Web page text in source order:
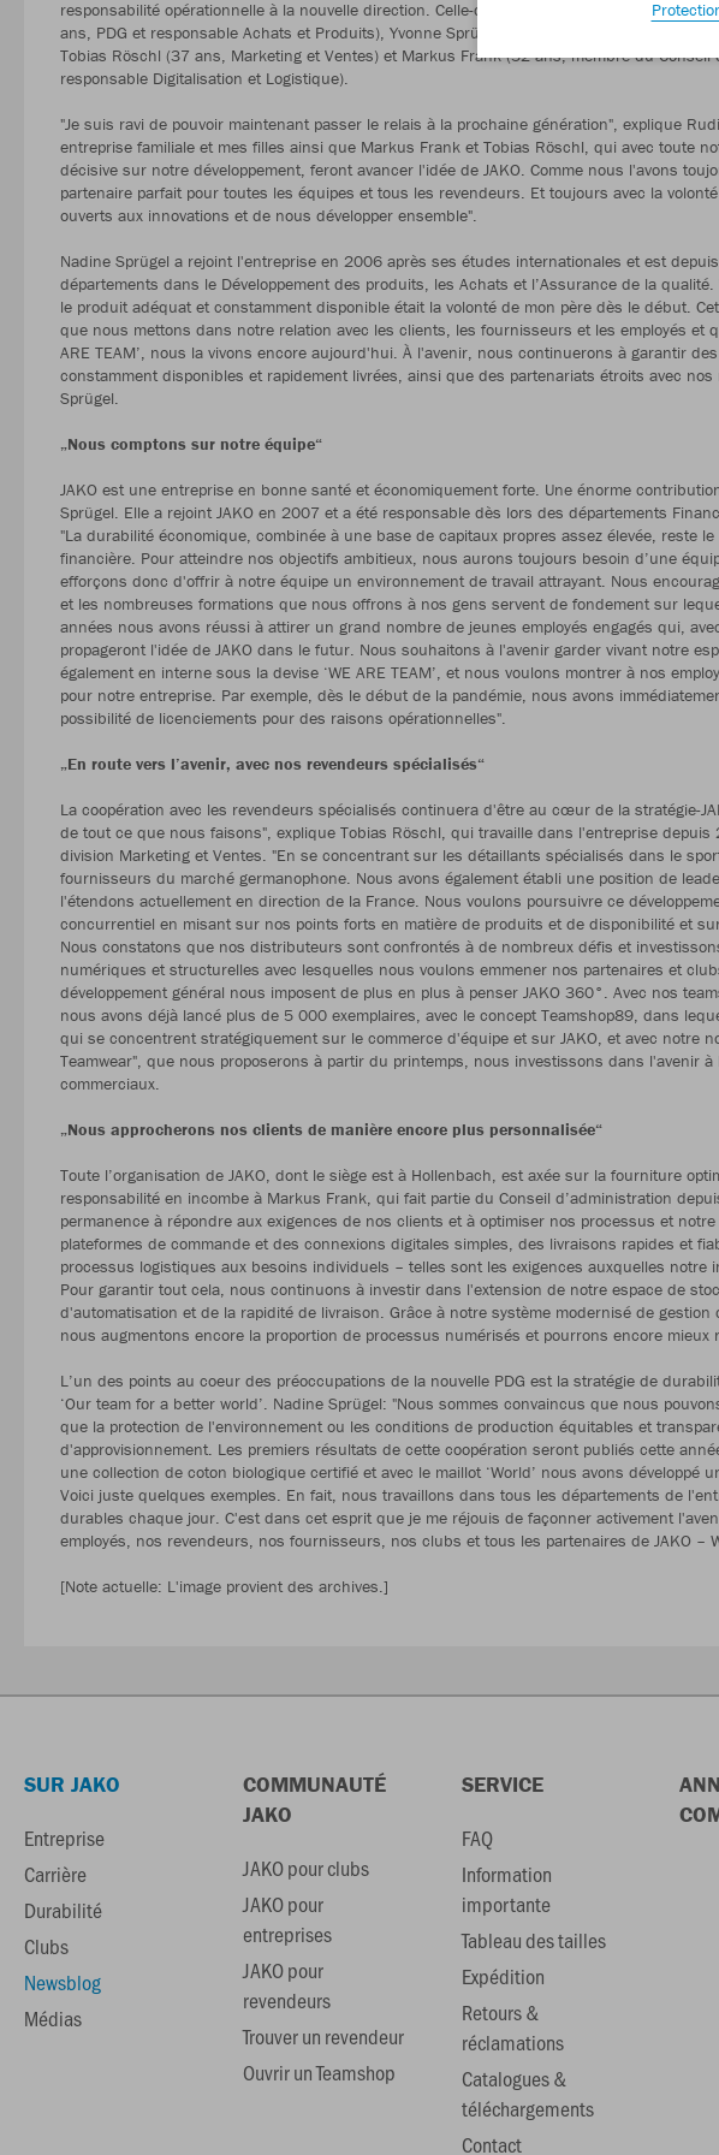
responsabilité opérationnelle à la nouvelle direction. Celle-ci est composée des nouveaux
ans, PDG et responsable Achats et Produits), Yvonne Sprügel (36 ans, vice-présidente et
Tobias Röschl (37 ans, Marketing et Ventes) et Markus Frank (52 ans, membre du Conseil
responsable Digitalisation et Logistique).
"Je suis ravi de pouvoir maintenant passer le relais à la prochaine génération", explique
entreprise familiale et mes filles ainsi que Markus Frank et Tobias Röschl, qui avec toute
décisive sur notre développement, feront avancer l'idée de JAKO. Comme nous l'avons
partenaire parfait pour toutes les équipes et tous les revendeurs. Et toujours avec la
ouverts aux innovations et de nous développer ensemble".
Nadine Sprügel a rejoint l'entreprise en 2006 après ses études internationales et est
départements dans le Développement des produits, les Achats et l’Assurance de la
le produit adéquat et constamment disponible était la volonté de mon père dès le début.
que nous mettons dans notre relation avec les clients, les fournisseurs et les employés et
ARE TEAM’, nous la vivons encore aujourd'hui. À l'avenir, nous continuerons à garantir
constamment disponibles et rapidement livrées, ainsi que des partenariats étroits avec
Sprügel.
„Nous comptons sur notre équipe“
JAKO est une entreprise en bonne santé et économiquement forte. Une énorme
Sprügel. Elle a rejoint JAKO en 2007 et a été responsable dès lors des départements
"La durabilité économique, combinée à une base de capitaux propres assez élevée, reste
financière. Pour atteindre nos objectifs ambitieux, nous aurons toujours besoin d’une
efforçons donc d'offrir à notre équipe un environnement de travail attrayant. Nous
et les nombreuses formations que nous offrons à nos gens servent de fondement sur
années nous avons réussi à attirer un grand nombre de jeunes employés engagés qui,
propageront l'idée de JAKO dans le futur. Nous souhaitons à l'avenir garder vivant notre
également en interne sous la devise ‘WE ARE TEAM’, et nous voulons montrer à nos
pour notre entreprise. Par exemple, dès le début de la pandémie, nous avons
possibilité de licenciements pour des raisons opérationnelles".
„En route vers l’avenir, avec nos revendeurs spécialisés“
La coopération avec les revendeurs spécialisés continuera d'être au cœur de la stratégie-
de tout ce que nous faisons", explique Tobias Röschl, qui travaille dans l'entreprise
division Marketing et Ventes. "En se concentrant sur les détaillants spécialisés dans le
fournisseurs du marché germanophone. Nous avons également établi une position de
l'étendons actuellement en direction de la France. Nous voulons poursuivre ce
concurrentiel en misant sur nos points forts en matière de produits et de disponibilité et
Nous constatons que nos distributeurs sont confrontés à de nombreux défis et
numériques et structurelles avec lesquelles nous voulons emmener nos partenaires et
développement général nous imposent de plus en plus à penser JAKO 360°. Avec nos
nous avons déjà lancé plus de 5 000 exemplaires, avec le concept Teamshop89, dans
qui se concentrent stratégiquement sur le commerce d'équipe et sur JAKO, et avec notre
Teamwear", que nous proposerons à partir du printemps, nous investissons dans l'avenir
commerciaux.
„Nous approcherons nos clients de manière encore plus personnalisée“
Toute l’organisation de JAKO, dont le siège est à Hollenbach, est axée sur la fourniture
responsabilité en incombe à Markus Frank, qui fait partie du Conseil d’administration
permanence à répondre aux exigences de nos clients et à optimiser nos processus et
plateformes de commande et des connexions digitales simples, des livraisons rapides et
processus logistiques aux besoins individuels – telles sont les exigences auxquelles
Pour garantir tout cela, nous continuons à investir dans l'extension de notre espace de
d'automatisation et de la rapidité de livraison. Grâce à notre système modernisé de
nous augmentons encore la proportion de processus numérisés et pourrons encore mieux
L’un des points au coeur des préoccupations de la nouvelle PDG est la stratégie de
‘Our team for a better world’. Nadine Sprügel: "Nous sommes convaincus que nous
que la protection de l'environnement ou les conditions de production équitables et
d'approvisionnement. Les premiers résultats de cette coopération seront publiés cette
une collection de coton biologique certifié et avec le maillot ‘World’ nous avons développé
Voici juste quelques exemples. En fait, nous travaillons dans tous les départements de
durables chaque jour. C'est dans cet esprit que je me réjouis de façonner activement
employés, nos revendeurs, nos fournisseurs, nos clubs et tous les partenaires de JAKO –
[Note actuelle: L'image provient des archives.]
SUR JAKO
Entreprise
Carrière
Durabilité
Clubs
Newsblog
Médias
COMMUNAUTÉ
JAKO
JAKO pour clubs
JAKO pour
entreprises
JAKO pour
revendeurs
Trouver un revendeur
Ouvrir un Teamshop
SERVICE
FAQ
Information
importante
Tableau des tailles
Expédition
Retours &
réclamations
Catalogues &
téléchargements
Contact